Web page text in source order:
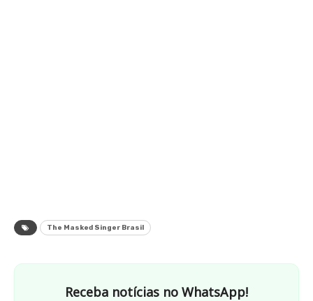
The Masked Singer Brasil
Receba notícias no WhatsApp!